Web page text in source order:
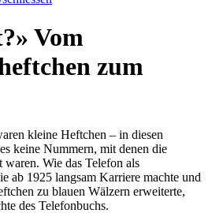
Vom
zum
kleine Heftchen – in diesen
keine Nummern, mit denen die
waren. Wie das Telefon als
ab 1925 langsam Karriere machte und
zu blauen Wälzern erweiterte,
des Telefonbuchs.